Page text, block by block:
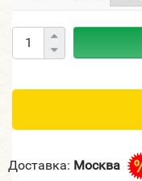
Доставка: Москва